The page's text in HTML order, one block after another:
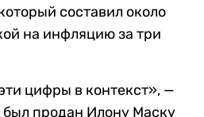
составил около
на инфляцию за три
цифры в контекст», —
был продан Илону Маску